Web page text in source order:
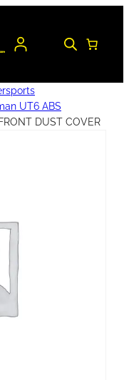
UT6 ABS
DUST COVER